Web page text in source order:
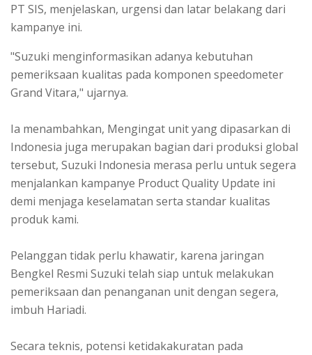
PT SIS, menjelaskan, urgensi dan latar belakang dari
kampanye ini.
"Suzuki menginformasikan adanya kebutuhan
pemeriksaan kualitas pada komponen speedometer
Grand Vitara," ujarnya.
Ia menambahkan, Mengingat unit yang dipasarkan di
Indonesia juga merupakan bagian dari produksi global
tersebut, Suzuki Indonesia merasa perlu untuk segera
menjalankan kampanye Product Quality Update ini
demi menjaga keselamatan serta standar kualitas
produk kami.
Pelanggan tidak perlu khawatir, karena jaringan
Bengkel Resmi Suzuki telah siap untuk melakukan
pemeriksaan dan penanganan unit dengan segera,
imbuh Hariadi.
Secara teknis, potensi ketidakakuratan pada